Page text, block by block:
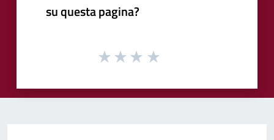
su questa pagina?